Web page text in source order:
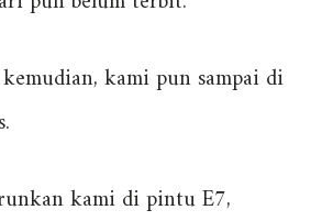
kami pun sampai di
kami di pintu E7,